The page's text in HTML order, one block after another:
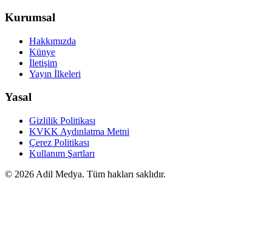
Kurumsal
Hakkımızda
Künye
İletişim
Yayın İlkeleri
Yasal
Gizlilik Politikası
KVKK Aydınlatma Metni
Çerez Politikası
Kullanım Şartları
© 2026 Adil Medya. Tüm hakları saklıdır.